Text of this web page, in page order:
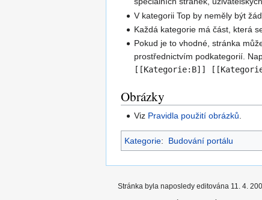
V kategorii Top by neměly být
Každá kategorie má část, která
Pokud je to vhodné, stránka
prostřednictvím podkategorií.
[[Kategorie:B]]
Obrázky
Viz Pravidla použití obrázků
Kategorie: Budování portálu
Stránka byla naposledy editována 11. 4.